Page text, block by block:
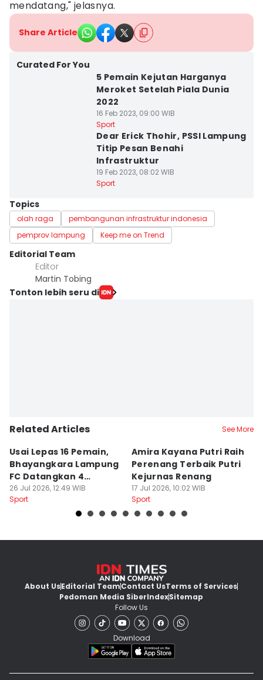
mendatang," jelasnya.
Share Article
Curated For You
5 Pemain Kejutan Harganya
Meroket Setelah Piala Dunia
2022
16 Feb 2023, 09:00 WIB
Sport
Dear Erick Thohir, PSSI Lampung
Titip Pesan Benahi
Infrastruktur
19 Feb 2023, 08:02 WIB
Sport
Topics
olah raga
pembangunan infrastruktur indonesia
pemprov lampung
Keep me on Trend
Editorial Team
Editor
Martin Tobing
Tonton lebih seru di
Related Articles See More
Usai Lepas 16 Pemain,
Bhayangkara Lampung
FC Datangkan 4
Rekrutan
26 Jul 2026, 12:49 WIB
Sport
Amira Kayana Putri Raih
Perenang Terbaik Putri
Kejurnas Renang
17 Jul 2026, 10:02 WIB
Sport
About UsEditorial TeamContact UsTerms of Services
Pedoman Media SiberIndexSitemap
Follow Us
Download